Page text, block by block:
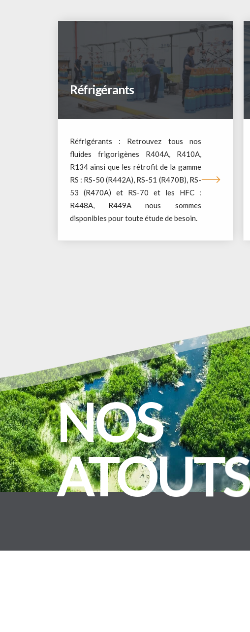
Réfrigérants
Réfrigérants : Retrouvez tous nos
fluides frigorigènes R404A, R410A,
R134 ainsi que les rétrofit de la gamme
RS : RS-50 (R442A), RS-51 (R470B), RS-
53 (R470A) et RS-70 et les HFC :
R448A, R449A nous sommes
disponibles pour toute étude de besoin.
NOS
ATOUTS